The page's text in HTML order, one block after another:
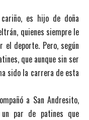
cariño, es hijo de doña
quienes siempre le
deporte. Pero, según
que aunque sin ser
sido la carrera de esta
a San Andresito,
par de patines que